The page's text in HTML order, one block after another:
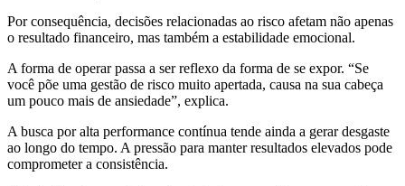
Por consequência, decisões relacionadas ao risco afetam não apenas
o resultado financeiro, mas também a estabilidade emocional.
A forma de operar passa a ser reflexo da forma de se expor. “Se
você põe uma gestão de risco muito apertada, causa na sua cabeça
um pouco mais de ansiedade”, explica.
A busca por alta performance contínua tende ainda a gerar desgaste
ao longo do tempo. A pressão para manter resultados elevados pode
comprometer a consistência.